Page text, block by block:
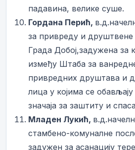
падавина, велике суше.
Гордана Перић,
за привреду и друштвене
Града Добој,задужена за
између Штаба за
привредних друштава и
лица у којима се
значаја за заштиту и
Младен Лукић,
стамбено-комуналне
задужен за асанацију